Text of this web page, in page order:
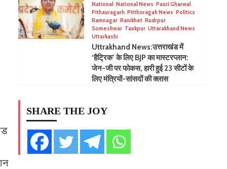
National National News Pauri Gharwal
Pithauragarh Pitthoragah News Politics
Ramnagar Ranikhet Rudrpur
Someshwar Tankpur Uttarakhand News
Uttarkashi
Uttrakhand News:उत्तराखंड में
‘हैट्रिक’ के लिए BJP का मास्टरप्लान:
जेन-जी पर फोकस, हारी हुई 23 सीटों के
लिए मंत्रियों-सांसदों की क्लास
SHARE THE JOY